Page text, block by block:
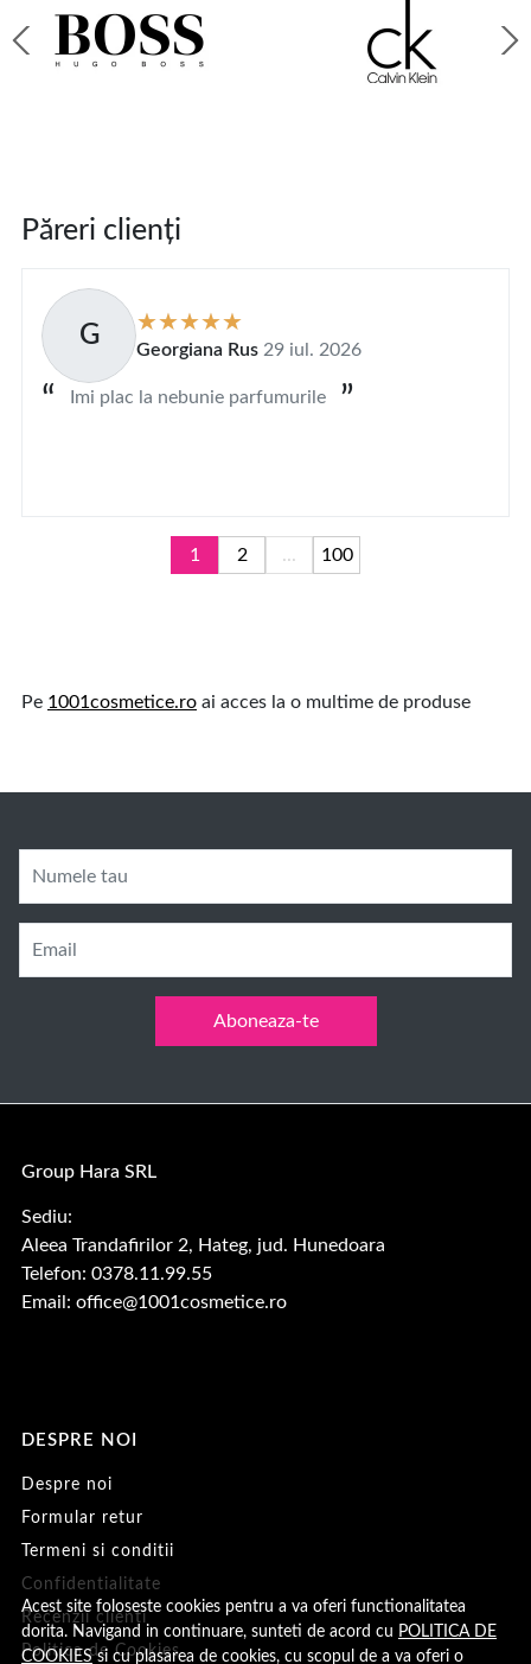
Acest site foloseste cookies pentru a va oferi functionalitatea
dorita. Navigand in continuare, sunteti de acord cu POLITICA DE
COOKIESsi cu plasarea de cookies, cu scopul de a va oferi o
Păreri clienți
G Georgiana Rus 29 iul. 2026
Imi plac la nebunie parfumurile
1 2 ... 100
Pe 1001cosmetice.ro ai acces la o multime de produse
Numele tau
Email
Aboneaza-te
Group Hara SRL
Sediu:
Aleea Trandafirilor 2, Hateg, jud. Hunedoara
Telefon: 0378.11.99.55
Email: office@1001cosmetice.ro
DESPRE NOI
Despre noi
Formular retur
Termeni si conditii
Confidentialitate
Recenzii clienți
Politica de Cookies